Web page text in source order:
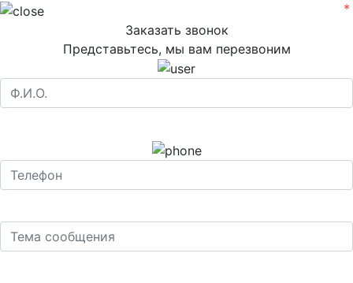
Заказать звонок
Представьтесь, мы вам перезвоним